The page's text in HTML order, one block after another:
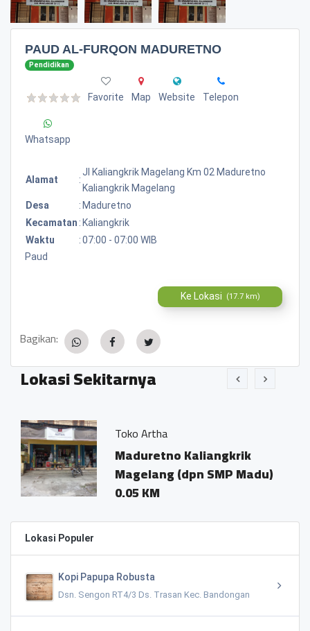
PAUD AL-FURQON MADURETNO
Pendidikan
Favorite Map Website Telepon
Whatsapp
Alamat :
Jl Kaliangkrik Magelang Km 02 Maduretno
Kaliangkrik Magelang
Desa
: Maduretno
Kecamatan : Kaliangkrik
Waktu
:07:00 - 07:00 WIB
Paud
Ke Lokasi (17.7 km)
Bagikan:
Lokasi Sekitarnya
Toko Artha
Maduretno Kaliangkrik
Magelang (dpn SMP Madu)
0.05 KM
Lokasi Populer
Kopi Papupa Robusta
Dsn. Sengon RT4/3 Ds. Trasan Kec. Bandongan